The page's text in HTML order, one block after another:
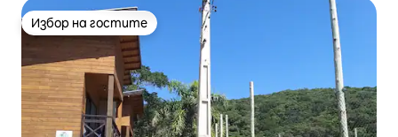
Избор на гостите
Избор на гостите